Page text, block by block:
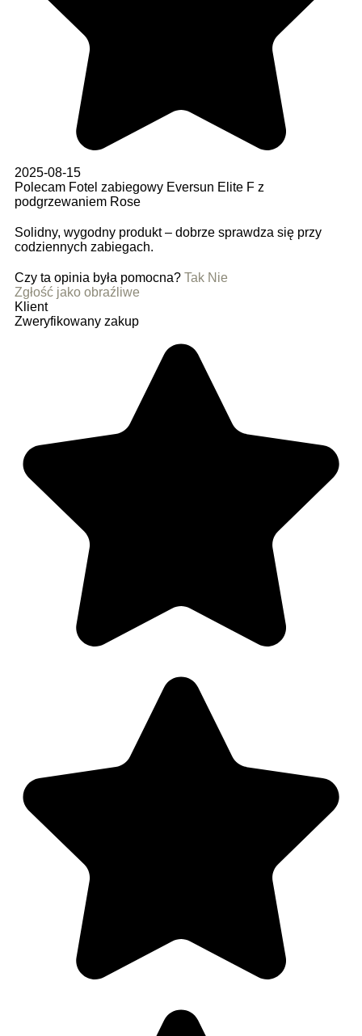
2025-08-15
Polecam Fotel zabiegowy Eversun Elite F z
podgrzewaniem Rose
Solidny, wygodny produkt – dobrze sprawdza się przy
codziennych zabiegach.
Czy ta opinia była pomocna? Tak Nie
Zgłość jako obraźliwe
Klient
Zweryfikowany zakup